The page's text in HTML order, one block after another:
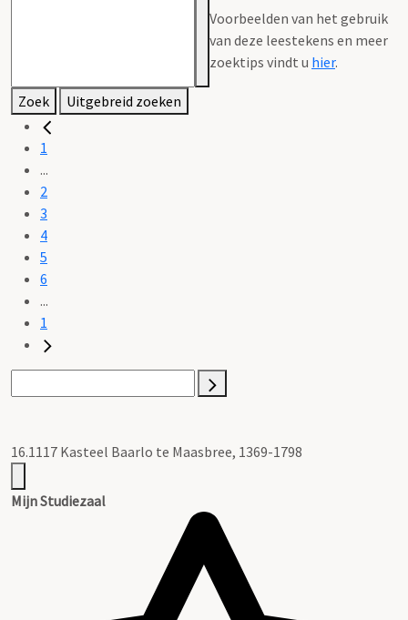
Voorbeelden van het gebruik
van deze leestekens en meer
zoektips vindt u hier.
Zoek Uitgebreid zoeken
1
...
2
3
4
5
6
...
1
16.1117 Kasteel Baarlo te Maasbree, 1369-1798
Mijn Studiezaal